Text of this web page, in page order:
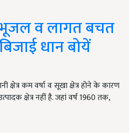
भूजल व लागत बचत
धान बोयें
क्षेत्र कम वर्षा व सूखा क्षेत्र होने के कारण
क्षेत्र नहीं है. जहां वर्ष 1960 तक,